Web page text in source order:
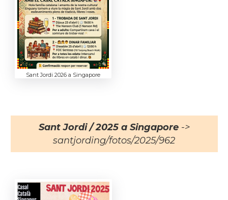
Sant Jordi 2026 a Singapore
Sant Jordi / 2025 a Singapore->
santjording/fotos/2025/962